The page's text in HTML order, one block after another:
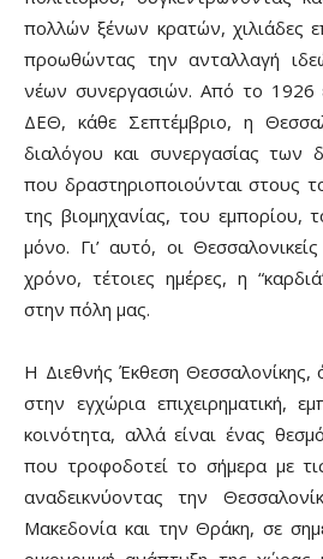
πολλών ξένων κρατών, χιλιάδες
προωθώντας την ανταλλαγή
νέων συνεργασιών. Από το 1926
ΔΕΘ, κάθε Σεπτέμβριο, η
διαλόγου και συνεργασίας των
που δραστηριοποιούνται στους
της βιομηχανίας, του εμπορίου,
μόνο. Γι’ αυτό, οι
χρόνο, τέτοιες ημέρες, η
στην πόλη μας.
Η Διεθνής Έκθεση
στην εγχώρια επιχειρηματική,
κοινότητα, αλλά είναι ένας
που τροφοδοτεί το σήμερα με
αναδεικνύοντας την
Μακεδονία και την Θράκη, σε